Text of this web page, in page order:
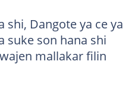
shi, Dangote ya ce ya
suke son hana shi
mallakar filin